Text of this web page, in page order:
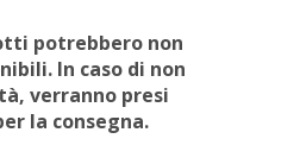
potrebbero non
In caso di non
verranno presi
la consegna.